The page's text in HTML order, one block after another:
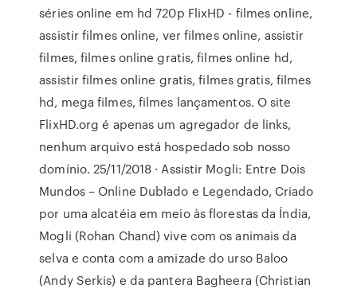
séries online em hd 720p FlixHD - filmes online,
assistir filmes online, ver filmes online, assistir
filmes, filmes online gratis, filmes online hd,
assistir filmes online gratis, filmes gratis, filmes
hd, mega filmes, filmes lançamentos. O site
FlixHD.org é apenas um agregador de links,
nenhum arquivo está hospedado sob nosso
domínio. 25/11/2018 · Assistir Mogli: Entre Dois
Mundos – Online Dublado e Legendado, Criado
por uma alcatéia em meio às florestas da Índia,
Mogli (Rohan Chand) vive com os animais da
selva e conta com a amizade do urso Baloo
(Andy Serkis) e da pantera Bagheera (Christian